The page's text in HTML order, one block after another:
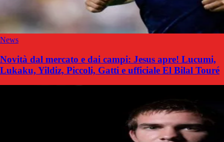
News
Novità dal mercato e dai campi: Jesus apre! Lucumi,
Lukaku, Yildiz, Piccoli, Gatti e ufficiale El Bilal Touré